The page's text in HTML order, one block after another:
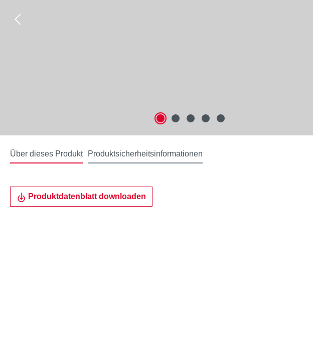
Über dieses Produkt Produktsicherheitsinformationen
Produktdatenblatt downloaden